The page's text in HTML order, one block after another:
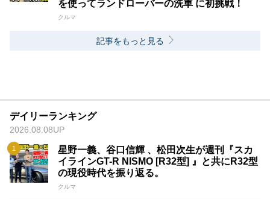
を使ってランドローバーの洗車 に初挑戦！
クルマ
記事をもっと見る
デイリーランキング
2026.08.08UP
星野一義、谷口信輝 、松田次生が週刊『スカ
イラインGT-R NISMO [R32型] 』と共にR32型
の現役時代を振り返る。
クルマ